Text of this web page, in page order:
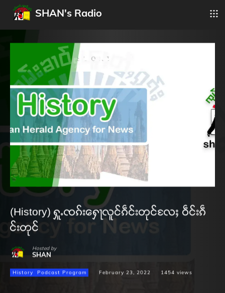
SHAN's Radio
(History) ႁူႉၸၵ်းႁေႃလူင်ၵဵင်းတုင်လႄႈ ဝဵင်းၵဵ
င်းတုင်
Hosted by
SHAN
History Podcast Program February 23, 2022 1454 views